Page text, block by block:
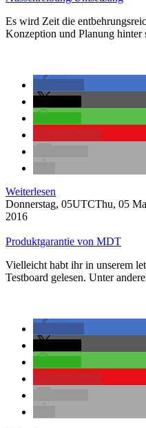
Es wird Zeit die
Konzeption und Planung
Weiterlesen
Donnerstag, 05UTCThu, 05
2016
Produktgarantie von MDT
Vielleicht habt ihr in unserem
Testboard gelesen. Unter